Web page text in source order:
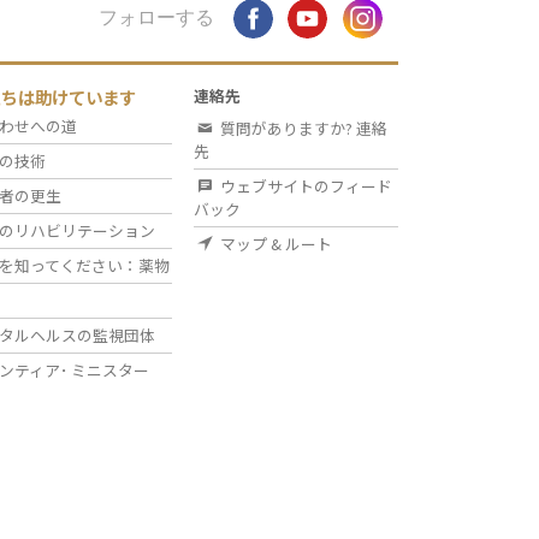
フォローする
は助けています
せへの道
技術
の更生
リハビリテーション
知ってください：薬物
ルヘルスの監視団体
ティア･ ミニスター
連絡先
質問がありますか? 連絡
先
ウェブサイトのフィード
バック
マップ & ルート